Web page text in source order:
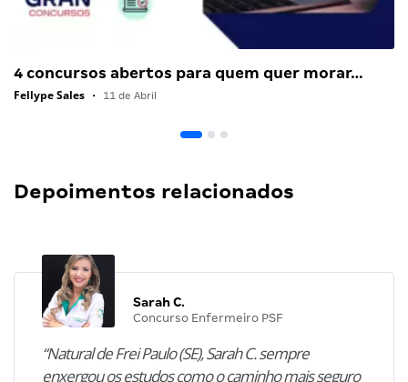
4 concursos abertos para quem quer morar…
Fellype Sales • 11 de Abril
Depoimentos relacionados
Sarah C.
Concurso Enfermeiro PSF
“Natural de Frei Paulo (SE), Sarah C. sempre
enxergou os estudos como o caminho mais seguro